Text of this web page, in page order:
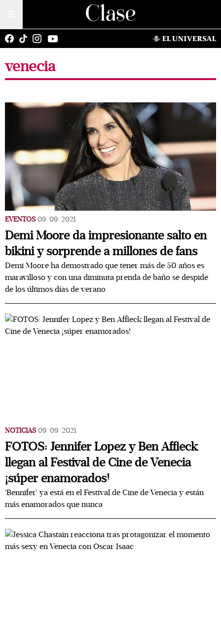
venecia
EVENTOS 09/09/2021
Demi Moore da impresionante salto en
bikini y sorprende a millones de fans
Demi Moore ha demostrado que tener más de 50 años es
maravilloso y con una diminuta prenda de baño se despide
de los últimos días de verano
NOTICIAS 09/09/2021
FOTOS: Jennifer Lopez y Ben Affleck
llegan al Festival de Cine de Venecia
¡súper enamorados!
'Bennifer' ya está en el Festival de Cine de Venecia y están
más enamorados que nunca